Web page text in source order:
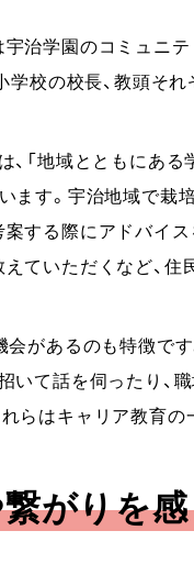
治学園のコミュニ
学校の校長、教頭そ
、「地域とともにあ
ます。宇治地域で栽
する際にアドバイ
ていただくなど、
会があるのも特徴で
いて話を伺ったり、
らはキャリア教育の
がりを